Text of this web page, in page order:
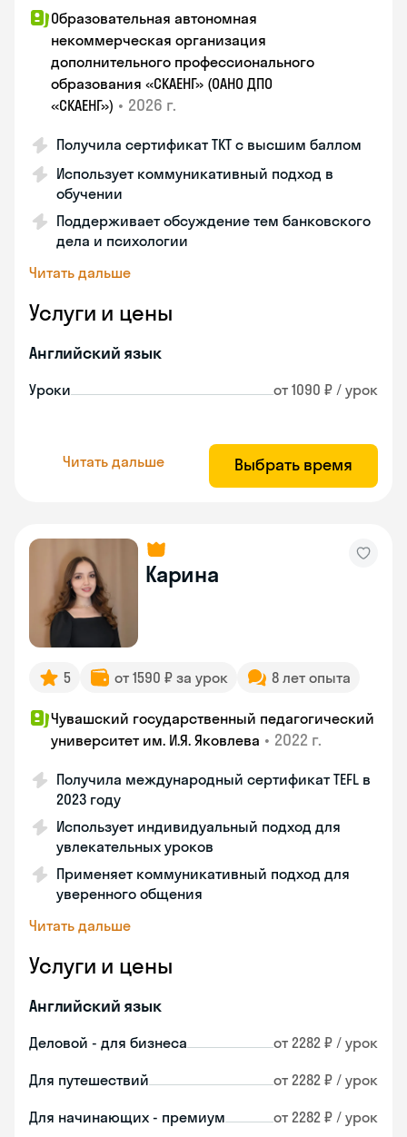
Образовательная автономная
некоммерческая организация
дополнительного профессионального
образования «СКАЕНГ» (ОАНО ДПО
«СКАЕНГ») • 2026 г.
Получила сертификат TKT с высшим баллом
Использует коммуникативный подход в
обучении
Поддерживает обсуждение тем банковского
дела и психологии
Читать дальше
Услуги и цены
Английский язык
Уроки от 1090 ₽ / урок
Читать дальше Выбрать время
Карина
5 от 1590 ₽ за урок 8 лет опыта
Чувашский государственный педагогический
университет им. И.Я. Яковлева • 2022 г.
Получила международный сертификат TEFL в
2023 году
Использует индивидуальный подход для
увлекательных уроков
Применяет коммуникативный подход для
уверенного общения
Читать дальше
Услуги и цены
Английский язык
Деловой - для бизнеса от 2282 ₽ / урок
Для путешествий от 2282 ₽ / урок
Для начинающих - премиум от 2282 ₽ / урок